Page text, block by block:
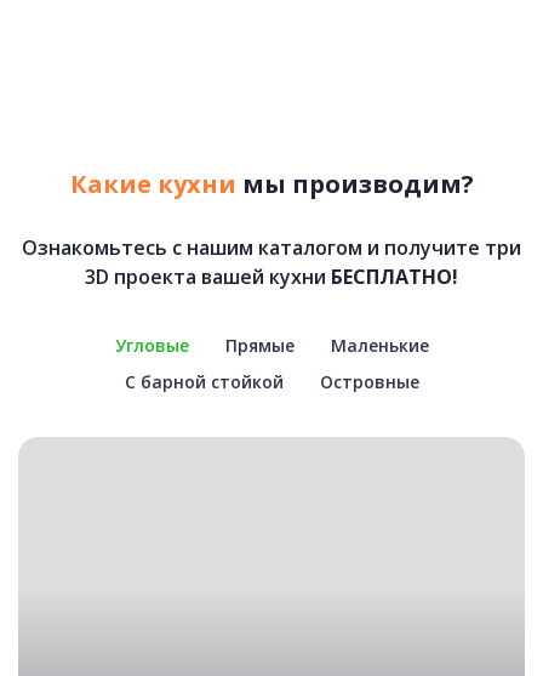
Какие кухни мы производим?
Ознакомьтесь с нашим каталогом и получите три
3D проекта вашей кухни БЕСПЛАТНО!
Угловые Прямые
Маленькие
С барной стойкой
Островные